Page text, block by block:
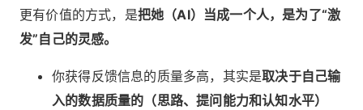
更有价值的方式，是把她（AI）当成一个人，是为了“激
发”自己的灵感。
你获得反馈信息的质量多高，其实是取决于自己输
入的数据质量的（思路、提问能力和认知水平）